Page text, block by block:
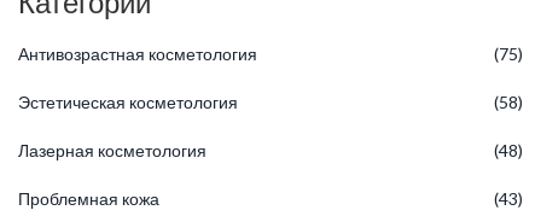
Антивозрастная косметология (75)
Эстетическая косметология (58)
Лазерная косметология (48)
Проблемная кожа (43)